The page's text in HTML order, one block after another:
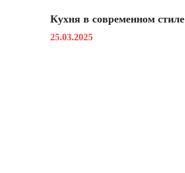
Кухня в современном стиле
25.03.2025